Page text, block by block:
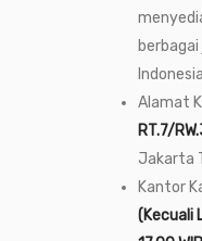
Indonesia
Alamat
RT.7/
Jakarta
Kantor
(Kecuali